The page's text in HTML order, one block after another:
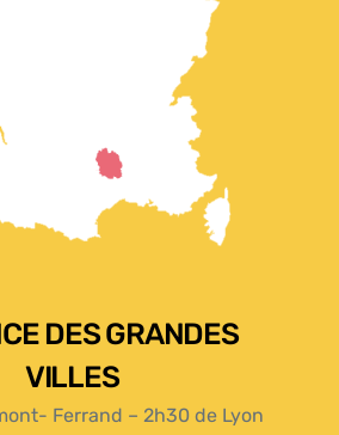
DES GRANDES
VILLES
Ferrand – 2h30 de Lyon